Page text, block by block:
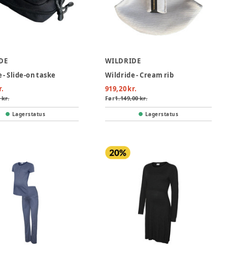
Slide-on taske
kr.
Lagerstatus
WILDRIDE
Wildride - Cream rib
919,20 kr.
Før1.149,00 kr.
Lagerstatus